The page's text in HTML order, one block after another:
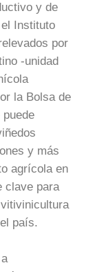
y de
Instituto
por
-unidad
la Bolsa de
puede
y más
agrícola en
clave para
país.